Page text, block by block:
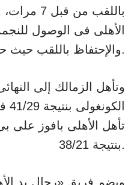
باللقب من
الأهلى فى الوصول
والإحتفاظ باللقب حيث حصد لقب النسخة الأخيرة.
وتأهل الزمالك إلى
تأهل الأهلى بافوز على
بنتيجة 38/21.
ويضم فريق «رجال يد